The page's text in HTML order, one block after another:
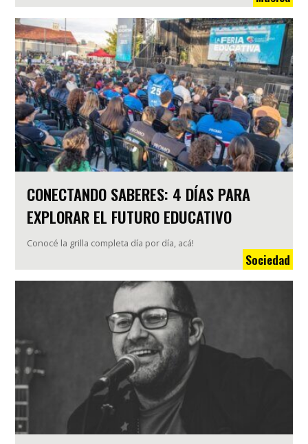
CONECTANDO SABERES: 4 DÍAS PARA
EXPLORAR EL FUTURO EDUCATIVO
Conocé la grilla completa día por día, acá!
Sociedad